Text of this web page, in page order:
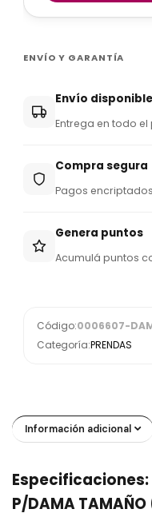
ENVÍO Y GARANTÍA
Envío disponible
Entrega en todo el
Compra segura
Pagos
Genera puntos
Acumulá puntos
Código:0006607-
Categoría:PRENDAS
Información adicional
Especificaciones:
P/DAMA TAMAÑO